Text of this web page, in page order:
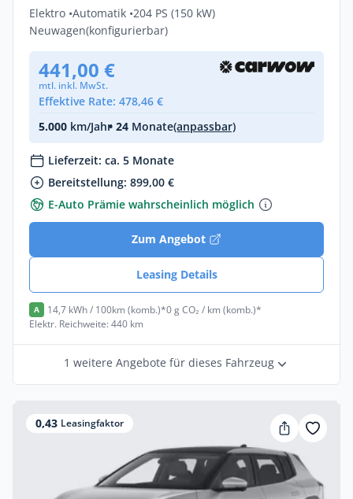
Elektro •Automatik •204 PS (150 kW)
Neuwagen(konfigurierbar)
441,00 €
mtl. inkl. MwSt.
Effektive Rate: 478,46 €
5.000 km/Jahr• 24 Monate(anpassbar)
Lieferzeit: ca. 5 Monate
Bereitstellung: 899,00 €
E-Auto Prämie wahrscheinlich möglich
Zum Angebot
Leasing Details
A 14,7 kWh / 100km (komb.)*0 g CO₂ / km (komb.)*
Elektr. Reichweite: 440 km
1 weitere Angebote für dieses Fahrzeug
0,43 Leasingfaktor